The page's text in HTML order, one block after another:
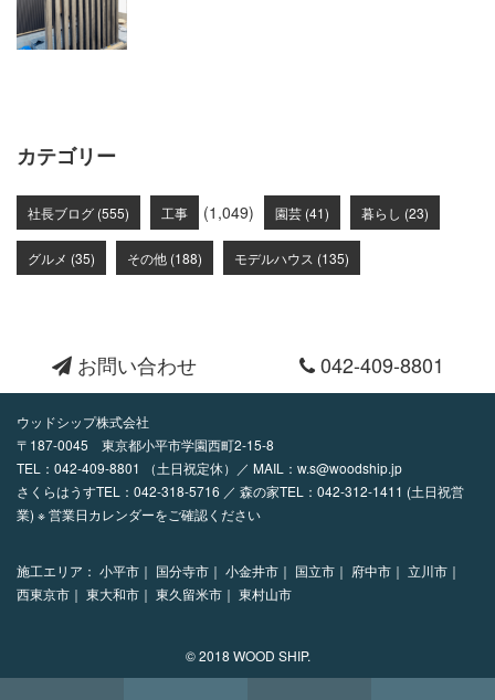
カテゴリー
社長ブログ (555) 工事 (1,049) 園芸 (41) 暮らし (23)
グルメ (35) その他 (188) モデルハウス (135)
お問い合わせ 042-409-8801
ウッドシップ株式会社
〒187-0045 東京都小平市学園西町2-15-8
TEL： 042-409-8801 （土日祝定休）／ MAIL： w.s@woodship.jp
さくらはうすTEL：042-318-5716 ／ 森の家TEL：042-312-1411 (土日祝営
業) ※ 営業日カレンダーをご確認ください
施工エリア： 小平市｜ 国分寺市｜ 小金井市｜ 国立市｜ 府中市｜ 立川市｜
西東京市｜ 東大和市｜ 東久留米市｜ 東村山市
© 2018 WOOD SHIP.